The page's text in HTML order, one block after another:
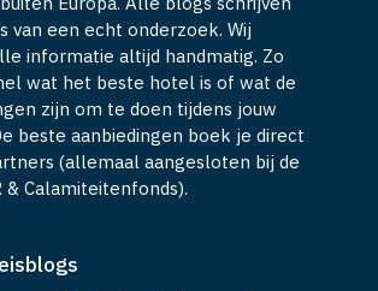
van een echt onderzoek. Wij
informatie altijd handmatig. Zo
wat het beste hotel is of wat de
zijn om te doen tijdens jouw
beste aanbiedingen boek je direct
(allemaal aangesloten bij de
& Calamiteitenfonds).